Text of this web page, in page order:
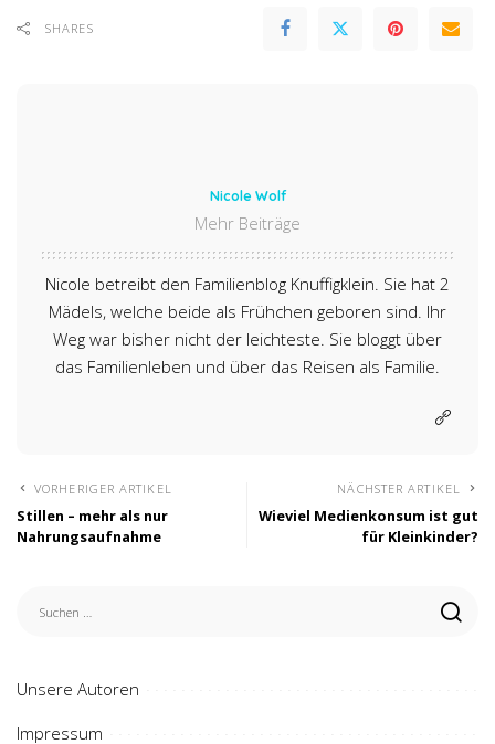
SHARES
Nicole Wolf
Mehr Beiträge
Nicole betreibt den Familienblog Knuffigklein. Sie hat 2
Mädels, welche beide als Frühchen geboren sind. Ihr
Weg war bisher nicht der leichteste. Sie bloggt über
das Familienleben und über das Reisen als Familie.
VORHERIGER ARTIKEL
Stillen – mehr als nur
Nahrungsaufnahme
NÄCHSTER ARTIKEL
Wieviel Medienkonsum ist gut
für Kleinkinder?
Unsere Autoren
Impressum